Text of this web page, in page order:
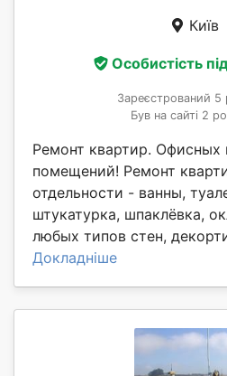
Київ
Особистість
Зареєстрований 5
Був на сайті 2
Ремонт квартир. Офисных
помещений! Ремонт
отдельности - ванны,
штукатурка, шпаклёвка,
любых типов стен,
Докладніше